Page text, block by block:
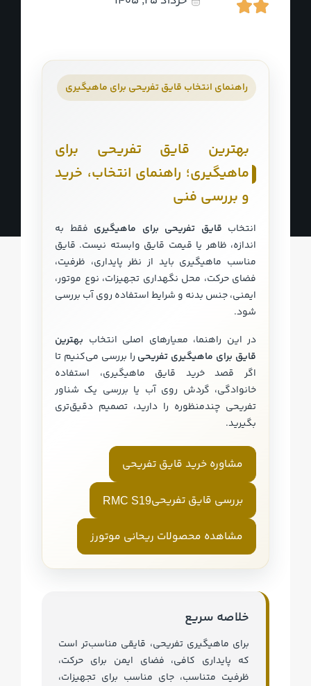
راهنمای انتخاب قایق تفریحی برای ماهیگیری
بهترین قایق تفریحی برای
ماهیگیری؛ راهنمای انتخاب، خرید
و بررسی فنی
انتخاب قایق تفریحی برای ماهیگیری فقط به
اندازه، ظاهر یا قیمت قایق وابسته نیست. قایق
مناسب ماهیگیری باید از نظر پایداری، ظرفیت،
فضای حرکت، محل نگهداری تجهیزات، نوع موتور،
ایمنی، جنس بدنه و شرایط استفاده روی آب بررسی
شود.
در این راهنما، معیارهای اصلی انتخاب بهترین
قایق برای ماهیگیری تفریحی را بررسی می‌کنیم تا
اگر قصد خرید قایق ماهیگیری، استفاده
خانوادگی، گردش روی آب یا بررسی یک شناور
تفریحی چندمنظوره را دارید، تصمیم دقیق‌تری
بگیرید.
مشاوره خرید قایق تفریحی
بررسی قایق تفریحیRMC S19
مشاهده محصولات ریحانی موتورز
خلاصه سریع
برای ماهیگیری تفریحی، قایقی مناسب‌تر است
که پایداری کافی، فضای ایمن برای حرکت،
ظرفیت متناسب، جای مناسب برای تجهیزات،